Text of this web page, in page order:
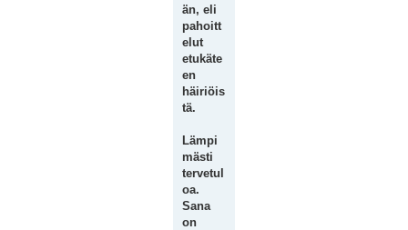
än, eli
pahoitt
elut
etukäte
en
häiriöis
tä.
Lämpi
mästi
tervetul
oa.
Sana
on